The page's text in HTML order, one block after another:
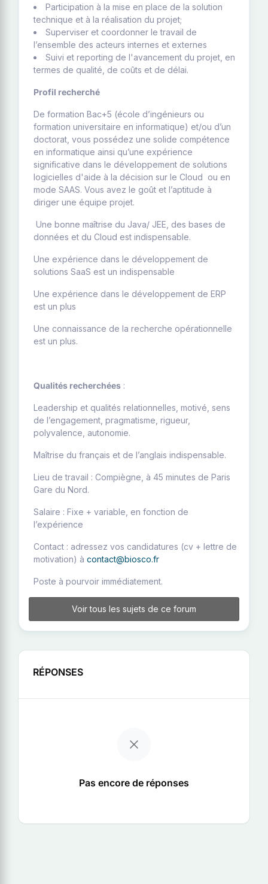
Participation à la mise en place de la solution
technique et à la réalisation du projet;
Superviser et coordonner le travail de
l’ensemble des acteurs internes et externes
Suivi et reporting de l'avancement du projet, en
termes de qualité, de coûts et de délai.
Profil recherché
De formation Bac+5 (école d’ingénieurs ou
formation universitaire en informatique) et/ou d’un
doctorat, vous possédez une solide compétence
en informatique ainsi qu’une expérience
significative dans le développement de solutions
logicielles d'aide à la décision sur le Cloud ou en
mode SAAS. Vous avez le goût et l’aptitude à
diriger une équipe projet.
Une bonne maîtrise du Java/ JEE, des bases de
données et du Cloud est indispensable.
Une expérience dans le développement de
solutions SaaS est un indispensable
Une expérience dans le développement de ERP
est un plus
Une connaissance de la recherche opérationnelle
est un plus.
Qualités recherchées :
Leadership et qualités relationnelles, motivé, sens
de l’engagement, pragmatisme, rigueur,
polyvalence, autonomie.
Maîtrise du français et de l’anglais indispensable.
Lieu de travail : Compiègne, à 45 minutes de Paris
Gare du Nord.
Salaire : Fixe + variable, en fonction de
l’expérience
Contact : adressez vos candidatures (cv + lettre de
motivation) à contact@biosco.fr
Poste à pourvoir immédiatement.
Voir tous les sujets de ce forum
RÉPONSES
Pas encore de réponses